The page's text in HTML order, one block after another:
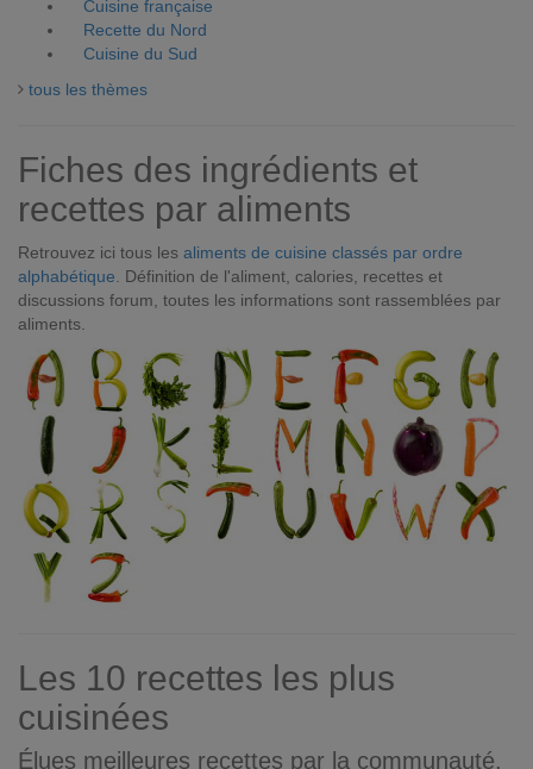
Cuisine française
Recette du Nord
Cuisine du Sud
tous les thèmes
Fiches des ingrédients et
recettes par aliments
Retrouvez ici tous les aliments de cuisine classés par ordre
alphabétique . Définition de l'aliment, calories, recettes et
discussions forum, toutes les informations sont rassemblées par
aliments.
Les 10 recettes les plus
cuisinées
Élues meilleures recettes par la communauté.